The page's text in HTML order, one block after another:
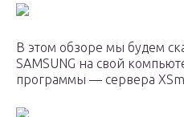
В этом обзоре мы будем
SAMSUNG на свой
программы — сервера